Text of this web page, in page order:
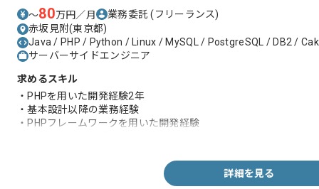
〜80万円／月 業務委託(フリーランス)
赤坂見附(東京都)
Java / PHP / Python / Linux / MySQL / PostgreSQL / DB2 /
サーバーサイドエンジニア
求めるスキル
・PHPを用いた開発経験2年
・基本設計以降の業務経験
・PHPフレームワークを用いた開発経験
詳細を見る